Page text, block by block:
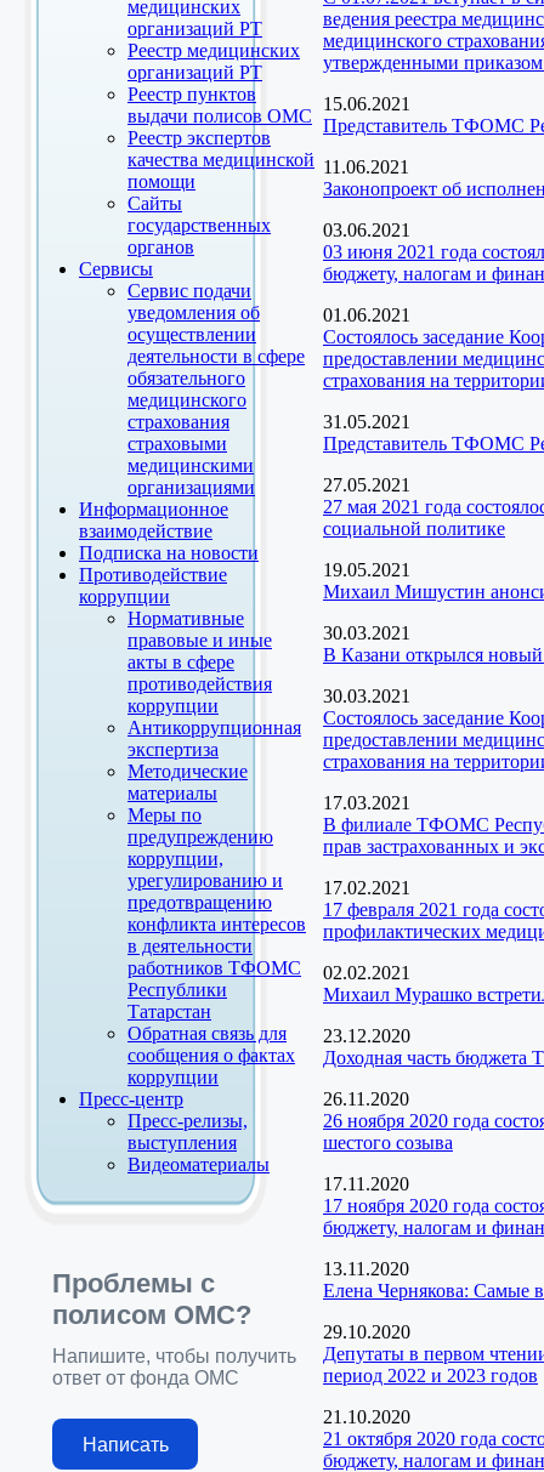
медицинских
организаций РТ
Реестр медицинских
организаций РТ
Реестр пунктов
выдачи полисов ОМС
Реестр экспертов
качества медицинской
помощи
Сайты
государственных
органов
Сервисы
Сервис подачи
уведомления об
осуществлении
деятельности в сфере
обязательного
медицинского
страхования
страховыми
медицинскими
организациями
Информационное
взаимодействие
Подписка на новости
Противодействие
коррупции
Нормативные
правовые и иные
акты в сфере
противодействия
коррупции
Антикоррупционная
экспертиза
Методические
материалы
Меры по
предупреждению
коррупции,
урегулированию и
предотвращению
конфликта интересов
в деятельности
работников ТФОМС
Республики
Татарстан
Обратная связь для
сообщения о фактах
коррупции
Пресс-центр
Пресс-релизы,
выступления
Видеоматериалы
Проблемы с
полисом ОМС?
Напишите, чтобы получить
ответ от фонда ОМС
Написать
ведения реестра
медицинского
утвержденными
15.06.2021
Представитель ТФОМС
11.06.2021
Законопроект об
03.06.2021
03 июня 2021 года
бюджету, налогам и
01.06.2021
Состоялось заседание
предоставлении
страхования на
31.05.2021
Представитель ТФОМС
27.05.2021
27 мая 2021 года
социальной политике
19.05.2021
Михаил Мишустин
30.03.2021
В Казани открылся
30.03.2021
Состоялось заседание
предоставлении
страхования на
17.03.2021
В филиале ТФОМС
прав застрахованных и
17.02.2021
17 февраля 2021 года
профилактических
02.02.2021
Михаил Мурашко
23.12.2020
Доходная часть
26.11.2020
26 ноября 2020 года
шестого созыва
17.11.2020
17 ноября 2020 года
бюджету, налогам и
13.11.2020
Елена Чернякова: Самые
29.10.2020
Депутаты в первом
период 2022 и 2023 годов
21.10.2020
21 октября 2020 года
бюджету, налогам и